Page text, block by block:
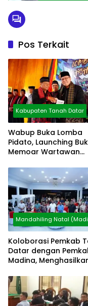
Pos Terkait
Kabupaten Tanah Datar
Wabup Buka Lomba
Pidato, Launching
Memoar Wartawan
Mandahiling Natal
Koloborasi Pemkab
Datar dengan
Madina,